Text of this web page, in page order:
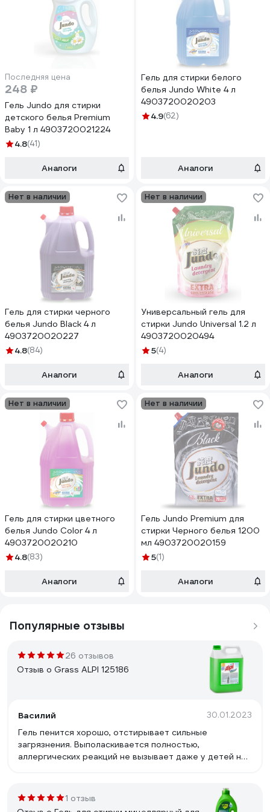
Последняя цена
248 ₽
Гель Jundo для стирки
детского белья Premium
Baby 1 л 4903720021224
4.8(41)
Аналоги
Гель для стирки белого
белья Jundo White 4 л
4903720020203
4.9(62)
Аналоги
Нет в наличии
Гель для стирки черного
белья Jundo Black 4 л
4903720020227
4.8(84)
Аналоги
Нет в наличии
Универсальный гель для
стирки Jundo Universal 1.2 л
4903720020494
5(4)
Аналоги
Нет в наличии
Гель для стирки цветного
белья Jundo Color 4 л
4903720020210
4.8(83)
Аналоги
Нет в наличии
Гель Jundo Premium для
стирки Черного белья 1200
мл 4903720020159
5(1)
Аналоги
Популярные отзывы
26 отзывов
Отзыв о Grass ALPI 125186
Василий 30.01.2023
Гель пенится хорошо, отстирывает сильные
загрязнения. Выполаскивается полностью,
аллергических реакций не вызывает даже у детей не
1 отзыв